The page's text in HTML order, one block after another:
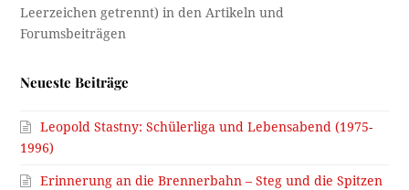
Neueste Beiträge
Leopold Stastny: Schülerliga und Lebensabend (1975-
1996)
Erinnerung an die Brennerbahn – Steg und die Spitzen